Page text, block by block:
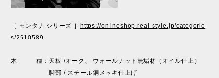
［ モンタナ シリーズ ］
https://onlineshop.real-style.jp/categorie
s/2510589
木 種：天板 /オーク、 ウォールナット無垢材（オイル仕上）
脚部 / スチール銅メッキ仕上げ